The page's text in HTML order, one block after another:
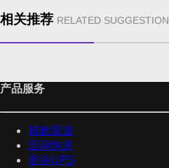
相关推荐 RELATED SUGGESTION
产品服务
邮政渠道
国际快递
香港UPS